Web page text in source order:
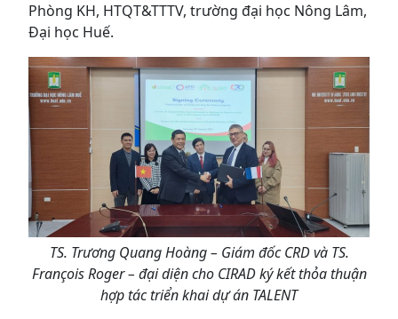
Phòng KH, HTQT&TTTV, trường đại học Nông Lâm,
Đại học Huế.
TS. Trương Quang Hoàng – Giám đốc CRD và TS.
François Roger – đại diện cho CIRAD ký kết thỏa thuận
hợp tác triển khai dự án TALENT